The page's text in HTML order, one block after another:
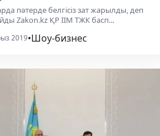
пәтерде белгісіз зат жарылды, деп
Zakon.kz ҚР ІІМ ТЖК басп...
2019•Шоу-бизнес